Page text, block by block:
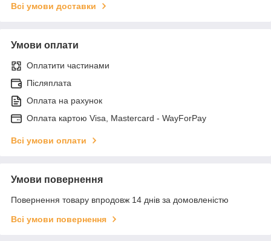
Всі умови доставки
Умови оплати
Оплатити частинами
Післяплата
Оплата на рахунок
Оплата картою Visa, Mastercard - WayForPay
Всі умови оплати
Умови повернення
Повернення товару впродовж 14 днів за домовленістю
Всі умови повернення